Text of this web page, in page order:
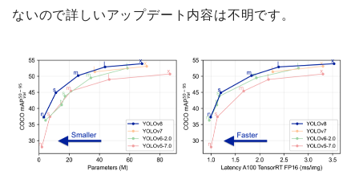
ないので詳しいアップデート内容は不明です。